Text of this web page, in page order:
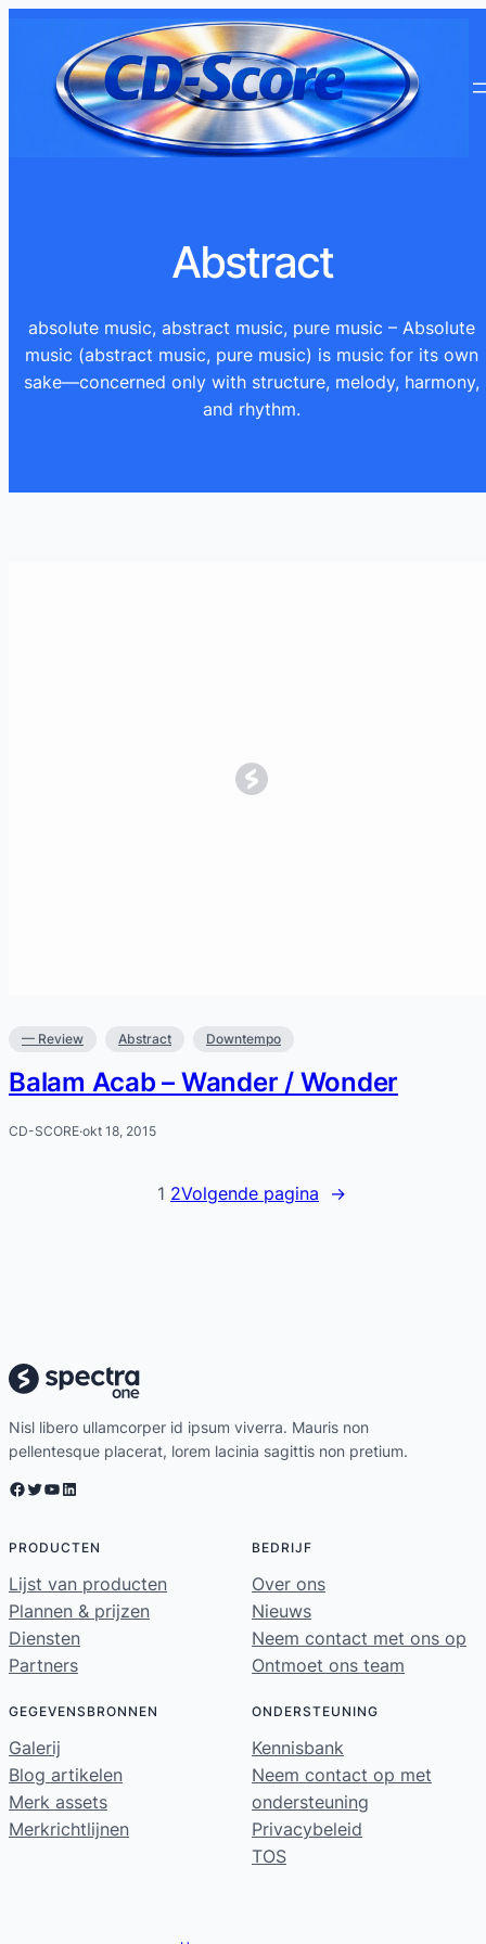
inhoud
Abstract
absolute music, abstract music, pure music – Absolute
music (abstract music, pure music) is music for its own
sake—concerned only with structure, melody, harmony,
and rhythm.
— Review Abstract Downtempo
Balam Acab – Wander / Wonder
CD-SCORE·okt 18, 2015
1 2Volgende pagina →
Nisl libero ullamcorper id ipsum viverra. Mauris non
pellentesque placerat, lorem lacinia sagittis non pretium.
Facebook Twitter YouTube LinkedIn
PRODUCTEN
Lijst van producten
Plannen & prijzen
Diensten
Partners
BEDRIJF
Over ons
Nieuws
Neem contact met ons op
Ontmoet ons team
GEGEVENSBRONNEN
Galerij
Blog artikelen
Merk assets
Merkrichtlijnen
ONDERSTEUNING
Kennisbank
Neem contact op met
ondersteuning
Privacybeleid
TOS